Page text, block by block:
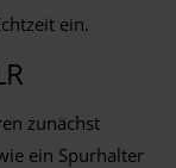
ein.
zunächst
ein Spurhalter